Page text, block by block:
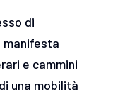
di
manifesta
e cammini
una mobilità